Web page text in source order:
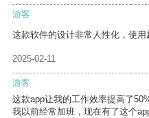
游客
这款软件的设计非常人性化，使用
2025-02-11
游客
这款app让我的工作效率提高了
我以前经常加班，现在有了这个